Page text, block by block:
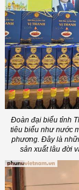
Đoàn đại biểu tỉnh
tiêu biểu như nước
phương. Đây là
sản xuất lâu đời